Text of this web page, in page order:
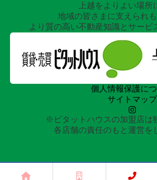
上越をよりよい場所
地域の皆さまに支えられも
より質の高い不動産知識とサービ
個人情報保護に
サイトマップ
※ピタットハウスの加盟店は
各店舗の責任のもと運営を